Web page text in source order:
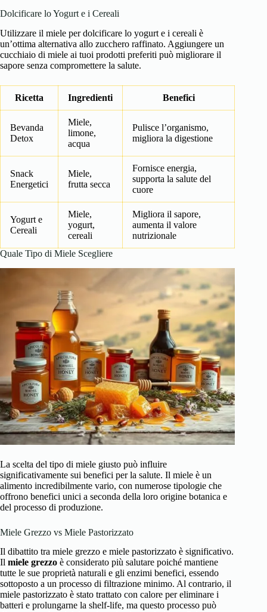
Dolcificare lo Yogurt e i Cereali
Utilizzare il miele per dolcificare lo yogurt e i cereali è
un’ottima alternativa allo zucchero raffinato. Aggiungere un
cucchiaio di miele ai tuoi prodotti preferiti può migliorare il
sapore senza compromettere la salute.
Ricetta Ingredienti Benefici
Bevanda
Detox
Miele,
limone,
acqua
Pulisce l’organismo,
migliora la digestione
Snack
Energetici
Miele,
frutta secca
Fornisce energia,
supporta la salute del
cuore
Yogurt e
Cereali
Miele,
yogurt,
cereali
Migliora il sapore,
aumenta il valore
nutrizionale
Quale Tipo di Miele Scegliere
La scelta del tipo di miele giusto può influire
significativamente sui benefici per la salute. Il miele è un
alimento incredibilmente vario, con numerose tipologie che
offrono benefici unici a seconda della loro origine botanica e
del processo di produzione.
Miele Grezzo vs Miele Pastorizzato
Il dibattito tra miele grezzo e miele pastorizzato è significativo.
Il miele grezzo è considerato più salutare poiché mantiene
tutte le sue proprietà naturali e gli enzimi benefici, essendo
sottoposto a un processo di filtrazione minimo. Al contrario, il
miele pastorizzato è stato trattato con calore per eliminare i
batteri e prolungarne la shelf-life, ma questo processo può